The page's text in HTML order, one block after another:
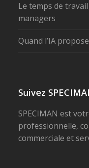
Le temps de
managers
Quand l’IA
Suivez
SPECIMAN est
professionnelle,
commerciale et